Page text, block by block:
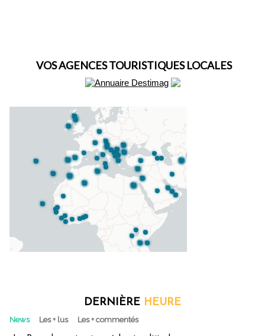
VOS AGENCES TOURISTIQUES LOCALES
DERNIÈRE HEURE
News Les + lus Les + commentés